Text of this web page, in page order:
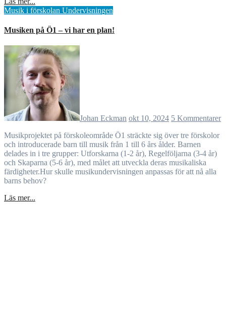
Musik i förskolan Undervisningen
Musiken på Ö1 – vi har en plan!
Johan Eckman okt 10, 2024 5 Kommentarer
Musikprojektet på förskoleområde Ö1 sträckte sig över tre förskolor
och introducerade barn till musik från 1 till 6 års ålder. Barnen
delades in i tre grupper: Utforskarna (1-2 år), Regelföljarna (3-4 år)
och Skaparna (5-6 år), med målet att utveckla deras musikaliska
färdigheter.Hur skulle musikundervisningen anpassas för att nå alla
barns behov?
Läs mer...